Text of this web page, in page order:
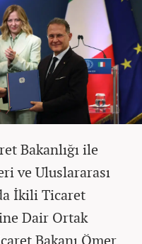
Bakanlığı ile
ve Uluslararası
İkili Ticaret
Dair Ortak